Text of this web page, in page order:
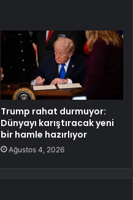
Trump rahat durmuyor:
Dünyayı karıştıracak yeni
bir hamle hazırlıyor
Ağustos 4, 2026